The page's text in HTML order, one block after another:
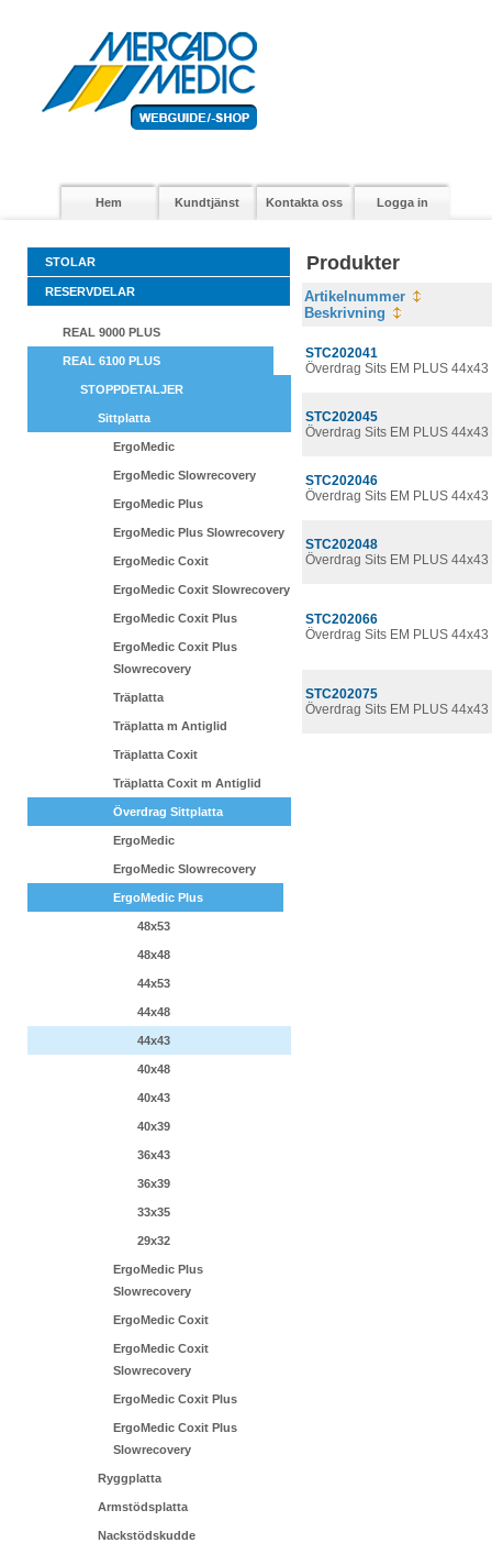
Hem Kundtjänst Kontakta oss Logga in
STOLAR
RESERVDELAR
REAL 9000 PLUS
REAL 6100 PLUS
STOPPDETALJER
Sittplatta
ErgoMedic
ErgoMedic Slowrecovery
ErgoMedic Plus
ErgoMedic Plus Slowrecovery
ErgoMedic Coxit
ErgoMedic Coxit Slowrecovery
ErgoMedic Coxit Plus
ErgoMedic Coxit Plus
Slowrecovery
Träplatta
Träplatta m Antiglid
Träplatta Coxit
Träplatta Coxit m Antiglid
Överdrag Sittplatta
ErgoMedic
ErgoMedic Slowrecovery
ErgoMedic Plus
48x53
48x48
44x53
44x48
44x43
40x48
40x43
40x39
36x43
36x39
33x35
29x32
ErgoMedic Plus
Slowrecovery
ErgoMedic Coxit
ErgoMedic Coxit
Slowrecovery
ErgoMedic Coxit Plus
ErgoMedic Coxit Plus
Slowrecovery
Ryggplatta
Armstödsplatta
Nackstödskudde
Produkter
Artikelnummer
Beskrivning
STC202041
Överdrag Sits EM PLUS
STC202045
Överdrag Sits EM PLUS
STC202046
Överdrag Sits EM PLUS
STC202048
Överdrag Sits EM PLUS
STC202066
Överdrag Sits EM PLUS
STC202075
Överdrag Sits EM PLUS